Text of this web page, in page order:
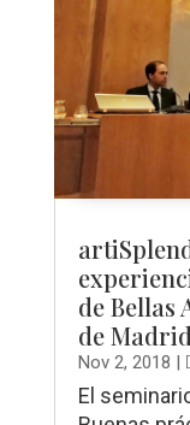
de Bellas
de Madrid
Nov 2, 2018 |
El